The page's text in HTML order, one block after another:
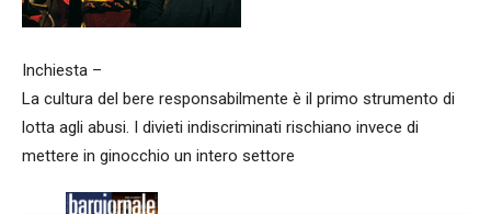
Inchiesta –
La cultura del bere responsabilmente è il primo strumento di
lotta agli abusi. I divieti indiscriminati rischiano invece di
mettere in ginocchio un intero settore